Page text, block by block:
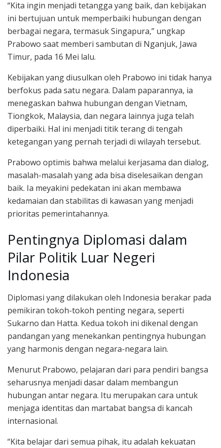
“Kita ingin menjadi tetangga yang baik, dan kebijakan
ini bertujuan untuk memperbaiki hubungan dengan
berbagai negara, termasuk Singapura,” ungkap
Prabowo saat memberi sambutan di Nganjuk, Jawa
Timur, pada 16 Mei lalu.
Kebijakan yang diusulkan oleh Prabowo ini tidak hanya
berfokus pada satu negara. Dalam paparannya, ia
menegaskan bahwa hubungan dengan Vietnam,
Tiongkok, Malaysia, dan negara lainnya juga telah
diperbaiki. Hal ini menjadi titik terang di tengah
ketegangan yang pernah terjadi di wilayah tersebut.
Prabowo optimis bahwa melalui kerjasama dan dialog,
masalah-masalah yang ada bisa diselesaikan dengan
baik. Ia meyakini pedekatan ini akan membawa
kedamaian dan stabilitas di kawasan yang menjadi
prioritas pemerintahannya.
Pentingnya Diplomasi dalam
Pilar Politik Luar Negeri
Indonesia
Diplomasi yang dilakukan oleh Indonesia berakar pada
pemikiran tokoh-tokoh penting negara, seperti
Sukarno dan Hatta. Kedua tokoh ini dikenal dengan
pandangan yang menekankan pentingnya hubungan
yang harmonis dengan negara-negara lain.
Menurut Prabowo, pelajaran dari para pendiri bangsa
seharusnya menjadi dasar dalam membangun
hubungan antar negara. Itu merupakan cara untuk
menjaga identitas dan martabat bangsa di kancah
internasional.
“Kita belajar dari semua pihak, itu adalah kekuatan